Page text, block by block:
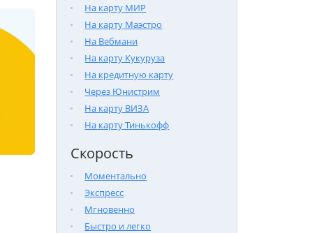
На карту МИР
На карту Маэстро
На Вебмани
На карту Кукуруза
На кредитную карту
Через Юнистрим
На карту ВИЗА
На карту Тинькофф
Скорость
Моментально
Экспресс
Мгновенно
Быстро и легко